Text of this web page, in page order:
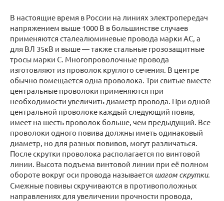
В настоящие время в России на линиях электропередач
напряжением выше 1000 В в большинстве случаев
применяются сталеалюминевые провода марки АС, а
для ВЛ 35кВ и выше — также стальные грозозащитные
тросы марки С. Многопроволочные провода
изготовляют из проволок круглого сечения. В центре
обычно помещается одна проволока. Три свитые вместе
центральные проволоки применяются при
необходимости увеличить диаметр провода. При одной
центральной проволоке каждый следующий повив,
имеет на шесть проволок больше, чем предыдущий. Все
проволоки одного повива должны иметь одинаковый
диаметр, но для разных повивов, могут различаться.
После скрутки проволока располагается по винтовой
линии. Высота подъема винтовой линии при её полном
обороте вокруг оси провода называется шагом скрутки.
Смежные повивы скручиваются в противоположных
направлениях для увеличении прочности провода,